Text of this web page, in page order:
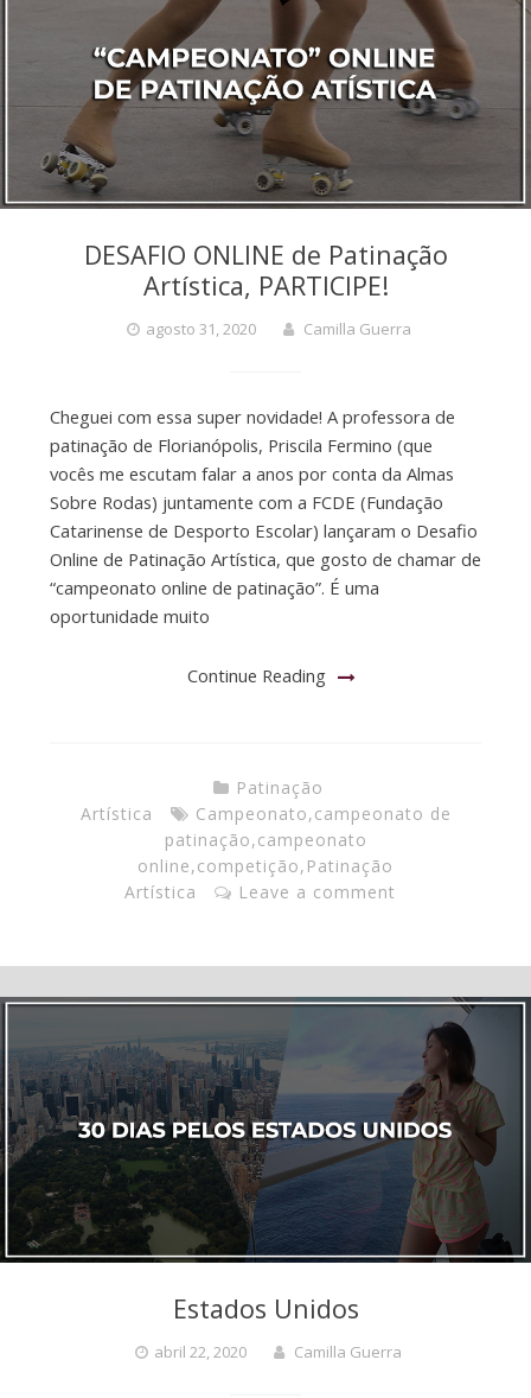
DESAFIO ONLINE de Patinação
Artística, PARTICIPE!
agosto 31, 2020 Camilla Guerra
Cheguei com essa super novidade! A professora de
patinação de Florianópolis, Priscila Fermino (que
vocês me escutam falar a anos por conta da Almas
Sobre Rodas) juntamente com a FCDE (Fundação
Catarinense de Desporto Escolar) lançaram o Desafio
Online de Patinação Artística, que gosto de chamar de
“campeonato online de patinação”. É uma
oportunidade muito
Continue Reading
Patinação
Artística
Campeonato,campeonato de
patinação,campeonato
online,competição, Patinação
Artística
Leave a comment
Estados Unidos
abril 22, 2020 Camilla Guerra